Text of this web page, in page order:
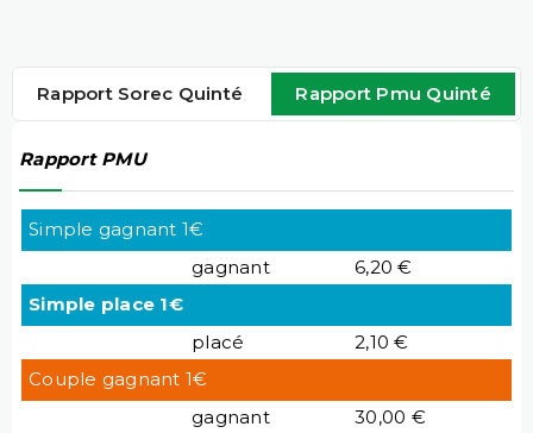
Rapport Sorec Quinté Rapport Pmu Quinté
Rapport PMU
Simple gagnant 1€
gagnant
6,20 €
Simple place 1€
placé
2,10 €
Couple gagnant 1€
gagnant
30,00 €